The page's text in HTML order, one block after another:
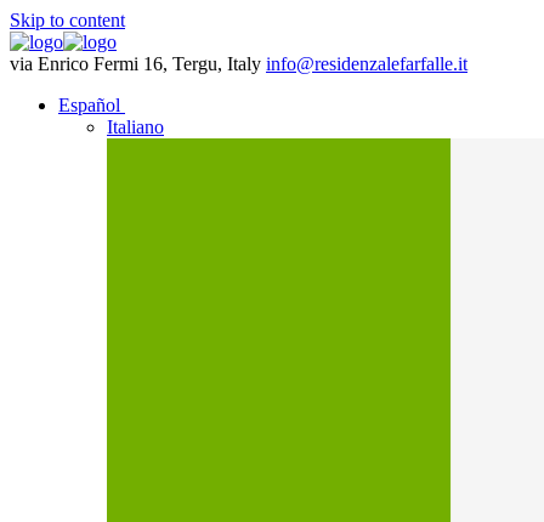
Skip to content
via Enrico Fermi 16, Tergu, Italy info@residenzalefarfalle.it
Español
Italiano